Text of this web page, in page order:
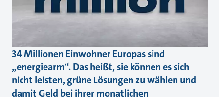
34 Millionen Einwohner Europas sind
„energiearm“. Das heißt, sie können es sich
nicht leisten, grüne Lösungen zu wählen und
damit Geld bei ihrer monatlichen